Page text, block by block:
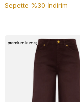
Sepette %30 İndirim